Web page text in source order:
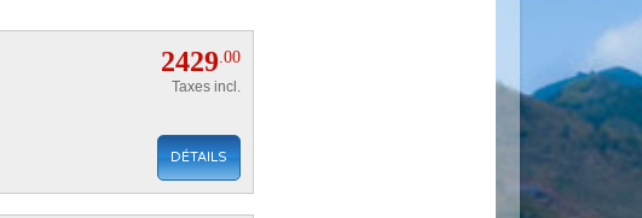
2429 .00
Taxes incl.
DÉTAILS